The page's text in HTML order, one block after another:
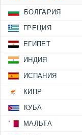
БОЛГАРИЯ
ГРЕЦИЯ
ЕГИПЕТ
ИНДИЯ
ИСПАНИЯ
КИПР
КУБА
МАЛЬТА